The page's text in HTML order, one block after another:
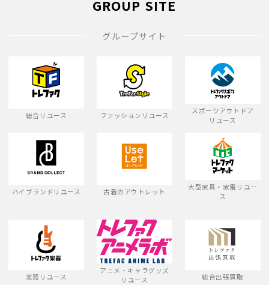
GROUP SITE
グループサイト
総合リユース ファッションリユース
スポーツアウトドア
リユース
ハイブランドリユース 古着のアウトレット
大型家具・家電リユー
ス
楽器リユース
アニメ・キャラグッズ
リユース
総合出張買取